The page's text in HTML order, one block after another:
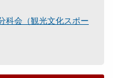
会（観光文化スポー